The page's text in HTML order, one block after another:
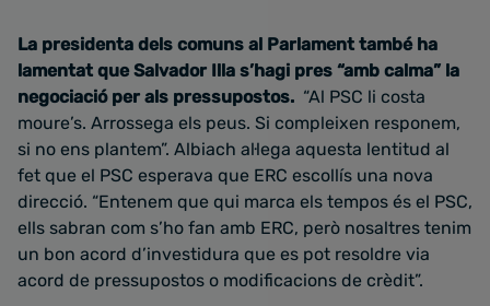
La presidenta dels comuns al Parlament també ha
lamentat que Salvador Illa s’hagi pres “amb calma” la
negociació per als pressupostos. “Al PSC li costa
moure’s. Arrossega els peus. Si compleixen responem,
si no ens plantem”. Albiach al·lega aquesta lentitud al
fet que el PSC esperava que ERC escollís una nova
direcció. “Entenem que qui marca els tempos és el PSC,
ells sabran com s’ho fan amb ERC, però nosaltres tenim
un bon acord d’investidura que es pot resoldre via
acord de pressupostos o modificacions de crèdit”.